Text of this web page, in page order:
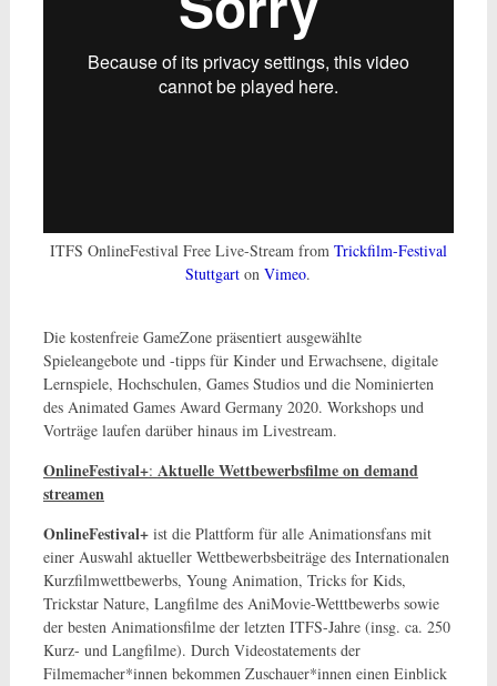
ITFS OnlineFestival Free Live-Stream from Trickfilm-Festival
Stuttgart onVimeo.
Die kostenfreie GameZone präsentiert ausgewählte
Spieleangebote und -tipps für Kinder und Erwachsene, digitale
Lernspiele, Hochschulen, Games Studios und die Nominierten
des Animated Games Award Germany 2020. Workshops und
Vorträge laufen darüber hinaus im Livestream.
OnlineFestival+: Aktuelle Wettbewerbsfilme on demand
streamen
OnlineFestival+ ist die Plattform für alle Animationsfans mit
einer Auswahl aktueller Wettbewerbsbeiträge des Internationalen
Kurzfilmwettbewerbs, Young Animation, Tricks for Kids,
Trickstar Nature, Langfilme des AniMovie-Wetttbewerbs sowie
der besten Animationsfilme der letzten ITFS-Jahre (insg. ca. 250
Kurz- und Langfilme). Durch Videostatements der
Filmemacher*innen bekommen Zuschauer*innen einen Einblick